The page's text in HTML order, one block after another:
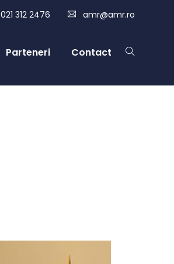
021 312 2476 amr@amr.ro
Parteneri Contact